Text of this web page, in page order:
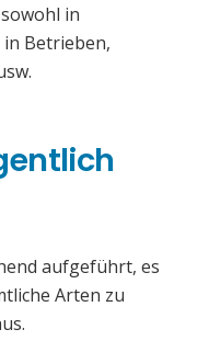
in
Betrieben,
aufgeführt, es
Arten zu